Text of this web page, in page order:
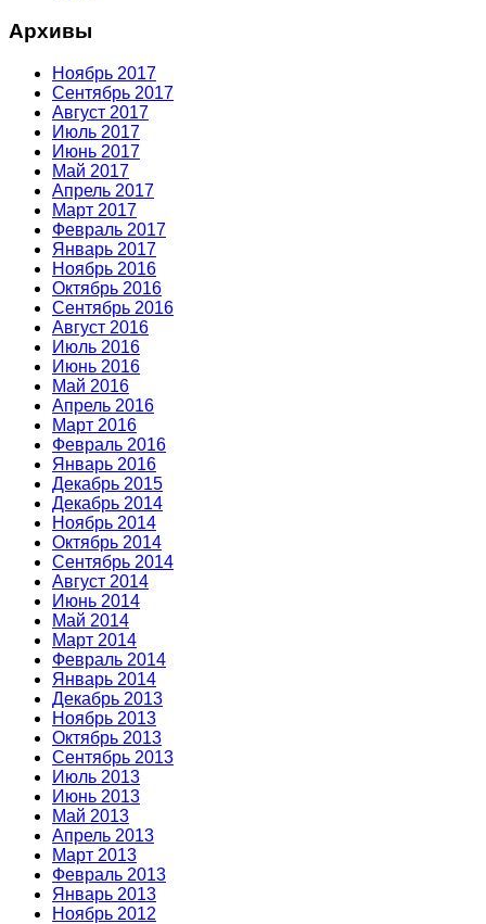
Архивы
Ноябрь 2017
Сентябрь 2017
Август 2017
Июль 2017
Июнь 2017
Май 2017
Апрель 2017
Март 2017
Февраль 2017
Январь 2017
Ноябрь 2016
Октябрь 2016
Сентябрь 2016
Август 2016
Июль 2016
Июнь 2016
Май 2016
Апрель 2016
Март 2016
Февраль 2016
Январь 2016
Декабрь 2015
Декабрь 2014
Ноябрь 2014
Октябрь 2014
Сентябрь 2014
Август 2014
Июнь 2014
Май 2014
Март 2014
Февраль 2014
Январь 2014
Декабрь 2013
Ноябрь 2013
Октябрь 2013
Сентябрь 2013
Июль 2013
Июнь 2013
Май 2013
Апрель 2013
Март 2013
Февраль 2013
Январь 2013
Ноябрь 2012